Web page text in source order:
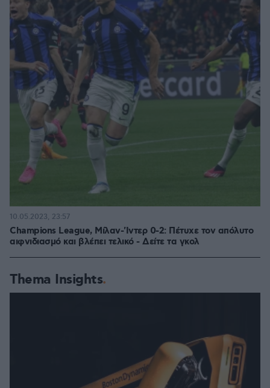
Champions League, Μίλαν-'Ιντερ 0-2: Πέτυχε τον απόλυτο
αιφνιδιασμό και βλέπει τελικό - Δείτε τα γκολ
10.05.2023, 23:57
Thema Insights